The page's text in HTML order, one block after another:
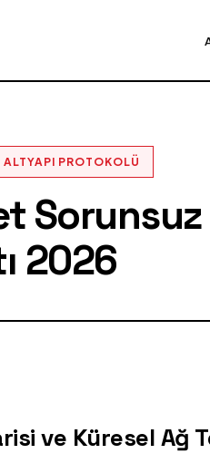
ALTYAPI PROTOKOLÜ
Sorunsuz
2026
ve Küresel Ağ